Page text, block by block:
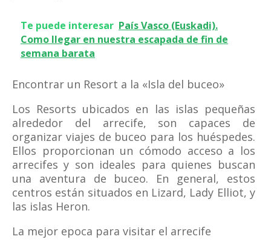
Te puede interesar País Vasco (Euskadi).
Como llegar en nuestra escapada de fin de
semana barata
Encontrar un Resort a la «Isla del buceo»
Los Resorts ubicados en las islas pequeñas
alrededor del arrecife, son capaces de
organizar viajes de buceo para los huéspedes.
Ellos proporcionan un cómodo acceso a los
arrecifes y son ideales para quienes buscan
una aventura de buceo. En general, estos
centros están situados en Lizard, Lady Elliot, y
las islas Heron.
La mejor epoca para visitar el arrecife